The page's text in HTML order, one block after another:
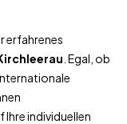
erfahrenes
. Egal, ob
Ihre individuellen